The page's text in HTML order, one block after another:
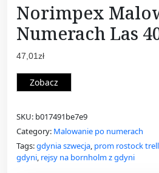
Norimpex
Numerach Las
47,01zł
Zobacz
SKU: b017491be7e9
Category: Malowanie po numerach
Tags:gdynia szwecja, prom rostock
gdyni, rejsy na bornholm z gdyni